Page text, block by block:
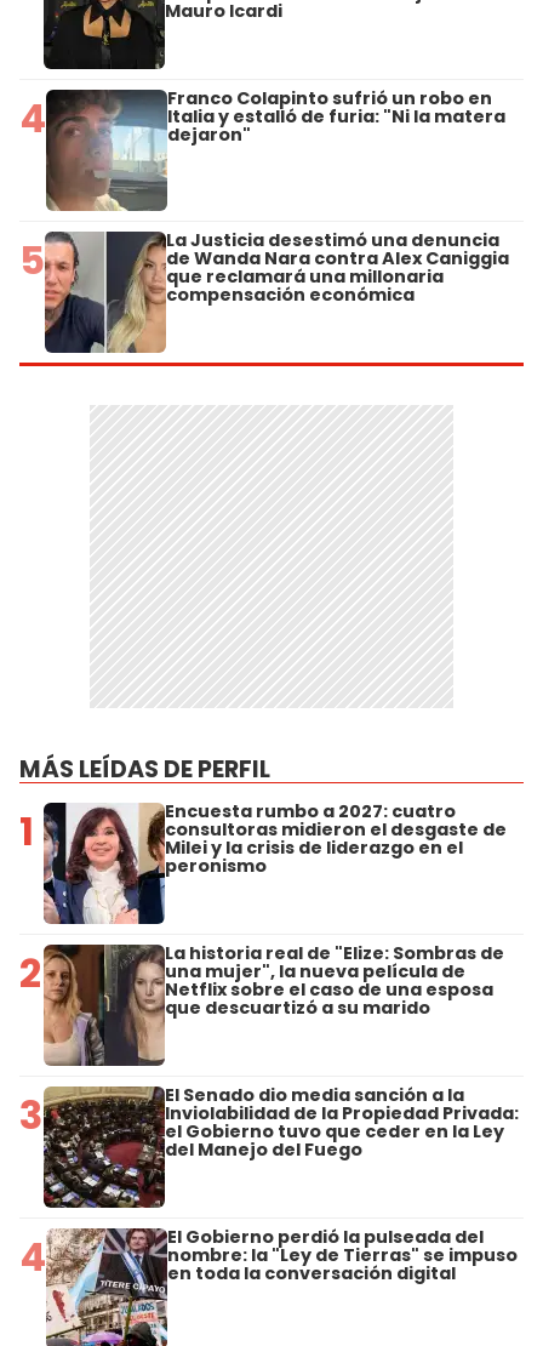
Mauro Icardi
4 Franco Colapinto sufrió un robo en
Italia y estalló de furia: "Ni la matera
dejaron"
5 La Justicia desestimó una denuncia
de Wanda Nara contra Alex Caniggia
que reclamará una millonaria
compensación económica
MÁS LEÍDAS DE PERFIL
1 Encuesta rumbo a 2027: cuatro
consultoras midieron el desgaste de
Milei y la crisis de liderazgo en el
peronismo
2 La historia real de "Elize: Sombras de
una mujer", la nueva película de
Netflix sobre el caso de una esposa
que descuartizó a su marido
3 El Senado dio media sanción a la
Inviolabilidad de la Propiedad Privada:
el Gobierno tuvo que ceder en la Ley
del Manejo del Fuego
4 El Gobierno perdió la pulseada del
nombre: la "Ley de Tierras" se impuso
en toda la conversación digital